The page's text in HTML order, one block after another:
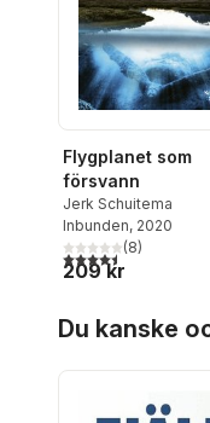
Flygplanet som
försvann
Jerk Schuitema
Inbunden, 2020
4,5utav 5 stjärnor.
(8)
209 kr
Du kanske